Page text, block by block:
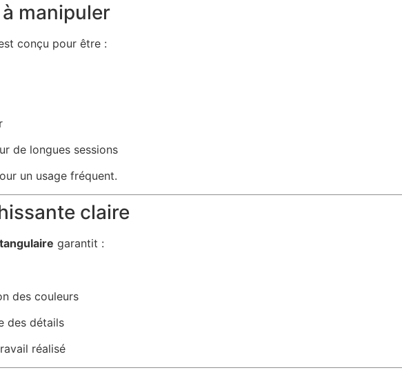
manipuler
conçu pour être :
de longues sessions
un usage fréquent.
claire
garantit :
des couleurs
des détails
réalisé